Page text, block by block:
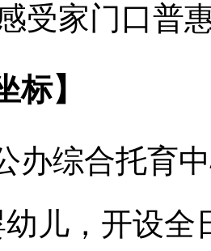
受家门口普
标】
办综合托育
幼儿，开设